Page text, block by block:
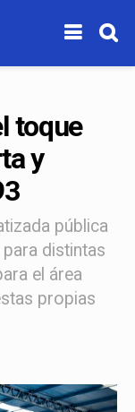
toque
y
pública
distintas
el área
propias